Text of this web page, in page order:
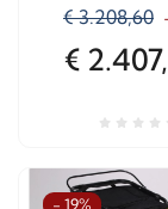
€ 3.208,60
€
- 19%